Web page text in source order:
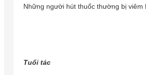
Những người hút thuốc thường bị
Tuổi tác